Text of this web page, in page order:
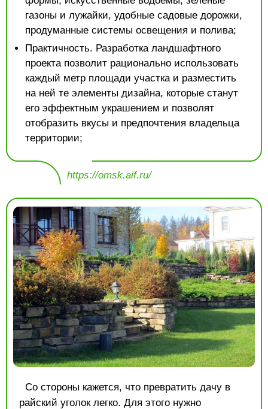
газоны и лужайки, удобные садовые дорожки,
продуманные системы освещения и полива;
Практичность. Разработка ландшафтного
проекта позволит рационально использовать
каждый метр площади участка и разместить
на ней те элементы дизайна, которые станут
его эффектным украшением и позволят
отобразить вкусы и предпочтения владельца
территории;
https://omsk.aif.ru/
Со стороны кажется, что превратить дачу в
райский уголок легко. Для этого нужно